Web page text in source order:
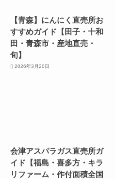
【青森】にんにく直売所お
すすめガイド【田子・十和
田・青森市・産地直売・
旬】
2026年3月20日
会津アスパラガス直売所ガ
イド【福島・喜多方・キラ
リファーム・作付面積全国